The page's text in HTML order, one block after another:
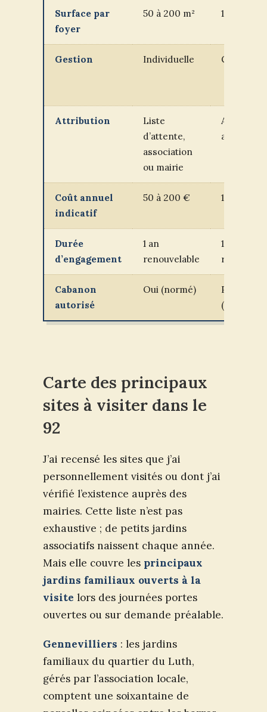
Surface par
foyer
50 à 200 m² 10 à 50 m²
Gestion Individuelle Collective
Attribution
Liste
d’attente,
association
ou mairie
Adhésion
Coût annuel
indicatif
50 à 200 € 10 à 80 €
Durée
d’engagement
1 an
renouvelable
1 an
Cabanon
autorisé
Oui (normé)
Parfois
(commun)
Carte des principaux
sites à visiter dans le
92
J’ai recensé les sites que j’ai
personnellement visités ou dont j’ai
vérifié l’existence auprès des
mairies. Cette liste n’est pas
exhaustive ; de petits jardins
associatifs naissent chaque année.
Mais elle couvre les principaux
jardins familiaux ouverts à la
visite lors des journées portes
ouvertes ou sur demande préalable.
Gennevilliers : les jardins
familiaux du quartier du Luth,
gérés par l’association locale,
comptent une soixantaine de